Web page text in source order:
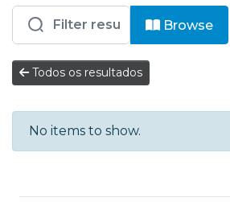
Entities
Browse
Todos os resultados
No items to show.